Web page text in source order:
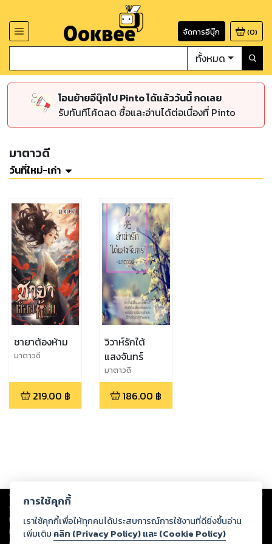
จัดการอีบุ๊ก (0)
ทั้งหมด
โอนย้ายอีบุ๊กไป Pinto ได้แล้ววันนี้ กดเลย
รับทันทีโค้ดลด ซื้อและอ่านได้ต่อเนื่องที่ Pinto
มาตาวดี
วันที่ใหม่-เก่า
ชายาต้องห้าม
มาตาวดี
219.00 ฿
วิวาห์รักใต้
แสงจันทร์
มาตาวดี
186.00 ฿
Copyright © 2026
ต่อผลงานหรือเนื้อหาใดที่อัปโหลดผ่านเว็บไซต์และปรากฏว่าละเมิดสิทธิใน
ทรัพย์สินทางปัญญาของบุคคลอื่นหรือขัดต่อกฎหมายและศีลธรรม ดังนั้น ผู้อ่าน
ทุกท่านโปรดใช้วิจารณญาณในการกลั่นกรองด้วยตนเอง และหากท่านพบว่าส่วน
การใช้คุกกี้
เราใช้คุกกี้เพื่อให้ทุกคนได้ประสบการณ์การใช้งานที่ดียิ่งขึ้นอ่าน
เพิ่มเติม คลิก (Privacy Policy) และ (Cookie Policy)